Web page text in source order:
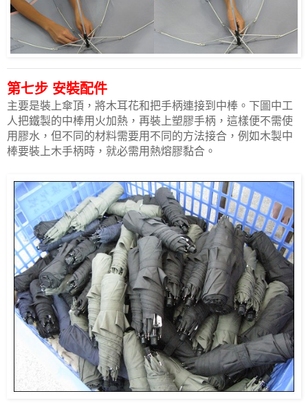
第七步 安裝配件
主要是裝上傘頂，將木耳花和把手柄連接到中棒。下圖中工
人把鐵製的中棒用火加熱，再裝上塑膠手柄，這樣便不需使
用膠水，但不同的材料需要用不同的方法接合，例如木製中
棒要裝上木手柄時，就必需用熱熔膠黏合。